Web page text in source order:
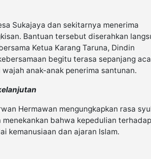
Sukajaya dan sekitarnya menerima
Bantuan tersebut diserahkan
Ketua Karang Taruna, Dindin
begitu terasa sepanjang
anak-anak penerima santunan.
Hermawan mengungkapkan rasa
bahwa kepedulian terhadap
kemanusiaan dan ajaran Islam.